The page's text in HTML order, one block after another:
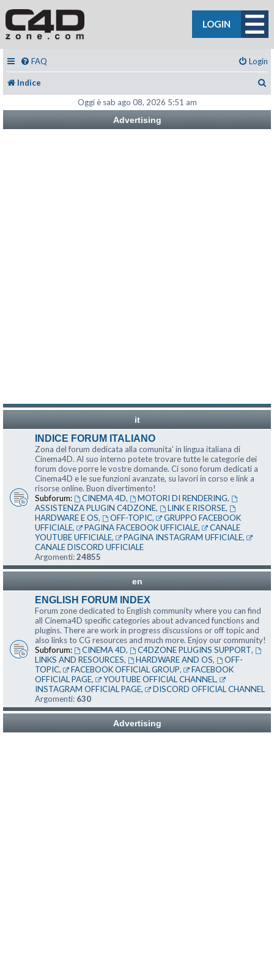
LOGIN
FAQ Login
Indice
Oggi è sab ago 08, 2026 5:51 am
Advertising
it
INDICE FORUM ITALIANO
Zona del forum dedicata alla comunita' in lingua italiana di
Cinema4D. Al suo interno potete trovare tutte le categorie dei
forum dove porre le vostre domande. Ci sono forum dedicati a
Cinema4D e le sue funzioni avanzate, su lavori in corso e link a
risorse online. Buon divertimento!
Subforum:
CINEMA 4D, MOTORI DI RENDERING,
ASSISTENZA PLUGIN C4DZONE, LINK E RISORSE,
HARDWARE E OS, OFF-TOPIC,
GRUPPO FACEBOOK
UFFICIALE, PAGINA FACEBOOK UFFICIALE,
CANALE
YOUTUBE UFFICIALE, PAGINA INSTAGRAM UFFICIALE,
CANALE DISCORD UFFICIALE
Argomenti:24855
en
ENGLISH FORUM INDEX
Forum zone dedicated to English community where you can find
all Cinema4D specific categories about advanced functions and
plugins. There are work in progress discussions or off topic and
also links to CG resources and much more. Enjoy our community!
Subforum:
CINEMA 4D, C4DZONE PLUGINS SUPPORT,
LINKS AND RESOURCES, HARDWARE AND OS,
OFF-
TOPIC, FACEBOOK OFFICIAL GROUP,
FACEBOOK
OFFICIAL PAGE, YOUTUBE OFFICIAL CHANNEL,
INSTAGRAM OFFICIAL PAGE,
DISCORD OFFICIAL CHANNEL
Argomenti: 630
Advertising